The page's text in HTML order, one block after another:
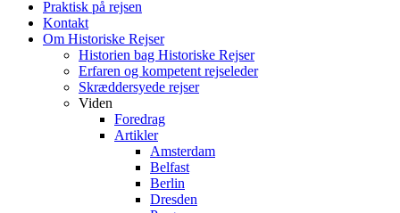
Praktisk på rejsen
Kontakt
Om Historiske Rejser
Historien bag Historiske Rejser
Erfaren og kompetent rejseleder
Skræddersyede rejser
Viden
Foredrag
Artikler
Amsterdam
Belfast
Berlin
Dresden